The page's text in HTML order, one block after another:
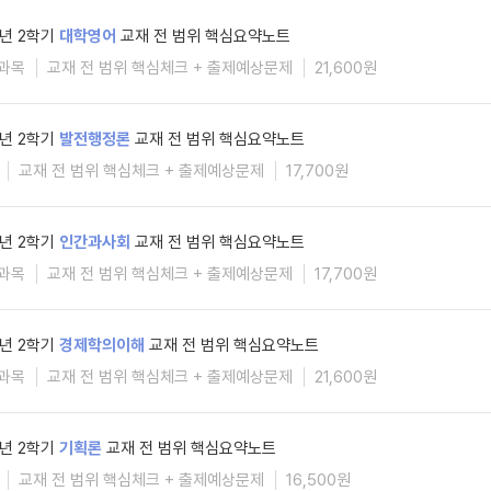
2학기 대학영어 교재 전 범위 핵심요약노트
목
교재 전 범위 핵심체크 + 출제예상문제 21,600원
2학기 발전행정론 교재 전 범위 핵심요약노트
교재 전 범위 핵심체크 + 출제예상문제
17,700원
2학기 인간과사회 교재 전 범위 핵심요약노트
목
교재 전 범위 핵심체크 + 출제예상문제 17,700원
2학기 경제학의이해 교재 전 범위 핵심요약노트
목
교재 전 범위 핵심체크 + 출제예상문제 21,600원
2학기 기획론 교재 전 범위 핵심요약노트
교재 전 범위 핵심체크 + 출제예상문제
16,500원